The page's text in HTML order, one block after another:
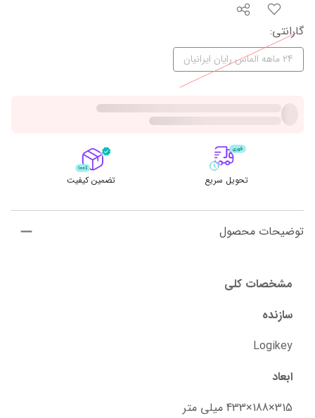
گارانتی:
24 ماهه الماس رایان ایرانیان
تحویل سریع تضمین کیفیت
توضیحات محصول
مشخصات کلی
سازنده
Logikey
ابعاد
315×188×433 میلی متر